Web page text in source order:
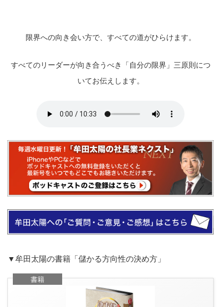
限界への向き会い方で、すべての道がひらけます。
すべてのリーダーが向き合うべき「自分の限界」三原則につ
いてお伝えします。
▼牟田太陽の書籍「儲かる方向性の決め方」
書籍